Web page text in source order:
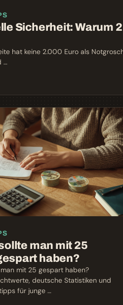
Sicherheit: Warum
hat keine 2.000 Euro als
…
man mit 25
haben?
mit 25 gespart haben?
deutsche Statistiken und
für junge …